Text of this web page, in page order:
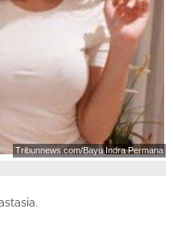
Tribunnews.com/Bayu Indra Permana